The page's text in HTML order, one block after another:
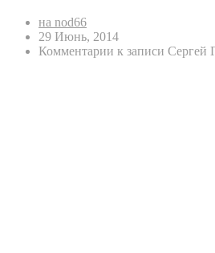
на nod66
29 Июнь, 2014
Комментарии к записи